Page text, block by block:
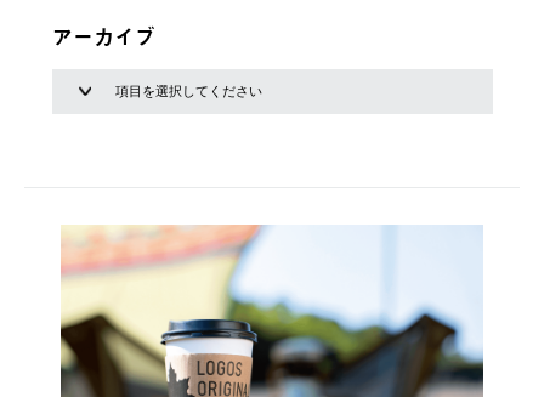
アーカイブ